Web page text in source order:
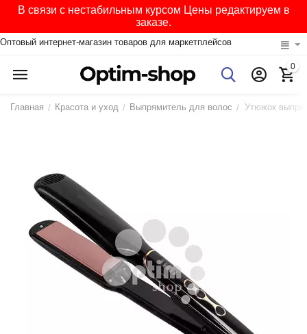
В связи с нестабильным курсом Цены редактируем в
заказе.
Оптовый интернет-магазин товаров для маркетплейсов
0
Главная / Красота и уход / Выпрямитель для волос / Утюжок